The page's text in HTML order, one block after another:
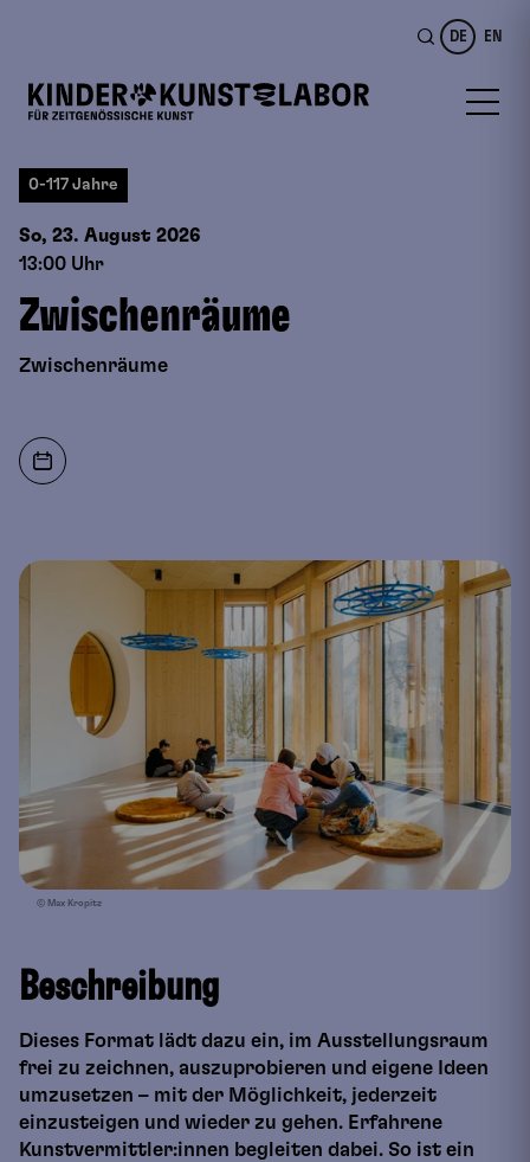
DE EN
0-117 Jahre
So, 23. August 2026
13:00 Uhr
Zwischenräume
Zwischenräume
© Max Kropitz
Beschreibung
Dieses Format lädt dazu ein, im Ausstellungsraum
frei zu zeichnen, auszuprobieren und eigene Ideen
umzusetzen – mit der Möglichkeit, jederzeit
einzusteigen und wieder zu gehen. Erfahrene
Kunstvermittler:innen begleiten dabei. So ist ein